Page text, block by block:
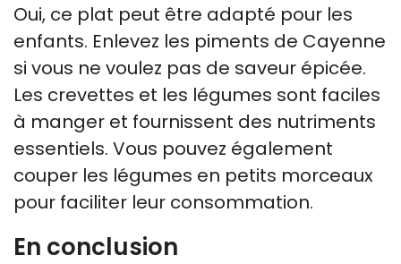
Oui, ce plat peut être adapté pour les
enfants. Enlevez les piments de Cayenne
si vous ne voulez pas de saveur épicée.
Les crevettes et les légumes sont faciles
à manger et fournissent des nutriments
essentiels. Vous pouvez également
couper les légumes en petits morceaux
pour faciliter leur consommation.
En conclusion